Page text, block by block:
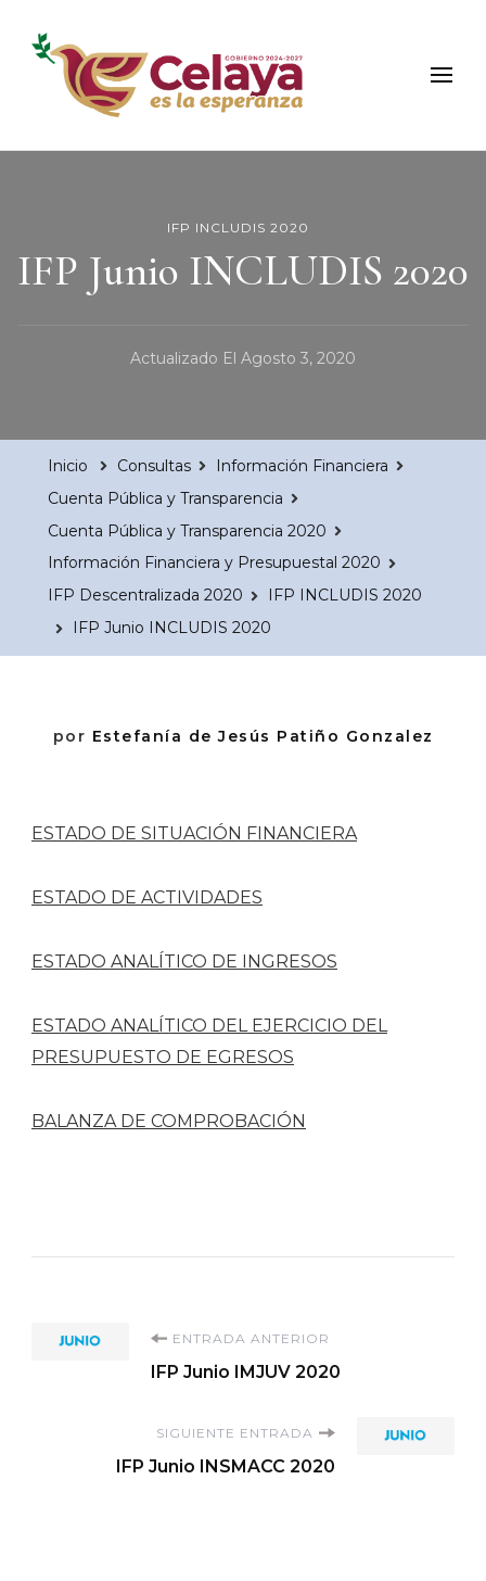
Municipio de Celaya
Portal Oficial del Municipio de Celaya
IFP INCLUDIS 2020
IFP Junio INCLUDIS 2020
Actualizado El Agosto 3, 2020
Inicio Consultas
Información Financiera
Cuenta Pública y Transparencia
Cuenta Pública y Transparencia 2020
Información Financiera y Presupuestal 2020
IFP Descentralizada 2020
IFP INCLUDIS 2020
IFP Junio INCLUDIS 2020
por Estefanía de Jesús Patiño Gonzalez
ESTADO DE SITUACIÓN FINANCIERA
ESTADO DE ACTIVIDADES
ESTADO ANALÍTICO DE INGRESOS
ESTADO ANALÍTICO DEL EJERCICIO DEL
PRESUPUESTO DE EGRESOS
BALANZA DE COMPROBACIÓN
Navegación
entradas
ENTRADA ANTERIOR
IFP Junio IMJUV 2020
SIGUIENTE ENTRADA
IFP Junio INSMACC 2020